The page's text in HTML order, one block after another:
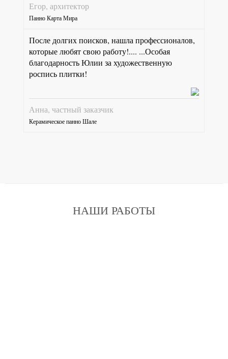
Егор, архитектор
Панно Карта Мира
После долгих поисков, нашла профессионалов,
которые любят свою работу!.... ...Особая
благодарность Юлии за художественную
роспись плитки!
Анна, частный заказчик
Керамическое панно Шале
НАШИ РАБОТЫ